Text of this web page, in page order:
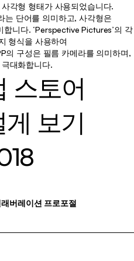
Typography, Poster, etc
etc
Identity, Exhibition,
각형 형태가 사용되었습니다.
는 단어를 의미하고, 사각형은
합니다. ‘Perspective Pictures’의 각
형식을 사용하여
의 구성은 필름 카메라를 의미하며,
대화합니다.
스토어
보기
버레이션 프로포절